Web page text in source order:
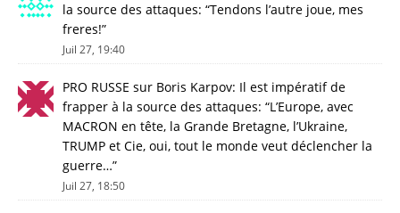
la source des attaques: “Tendons l’autre joue, mes
freres!”
Juil 27, 19:40
PRO RUSSE sur Boris Karpov: Il est impératif de
frapper à la source des attaques: “L’Europe, avec
MACRON en tête, la Grande Bretagne, l’Ukraine,
TRUMP et Cie, oui, tout le monde veut déclencher la
guerre…”
Juil 27, 18:50